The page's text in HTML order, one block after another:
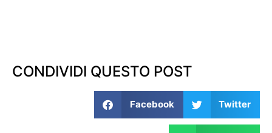
CONDIVIDI QUESTO POST
Facebook Twitter